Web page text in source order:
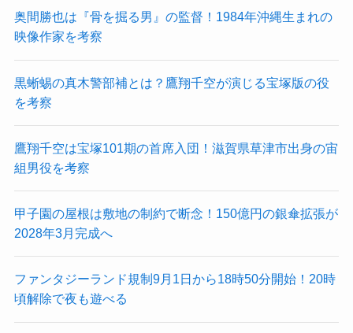
奥間勝也は『骨を掘る男』の監督！1984年沖縄生まれの
映像作家を考察
黒蜥蜴の真木警部補とは？鷹翔千空が演じる宝塚版の役
を考察
鷹翔千空は宝塚101期の首席入団！滋賀県草津市出身の宙
組男役を考察
甲子園の屋根は敷地の制約で断念！150億円の銀傘拡張が
2028年3月完成へ
ファンタジーランド規制9月1日から18時50分開始！20時
頃解除で夜も遊べる